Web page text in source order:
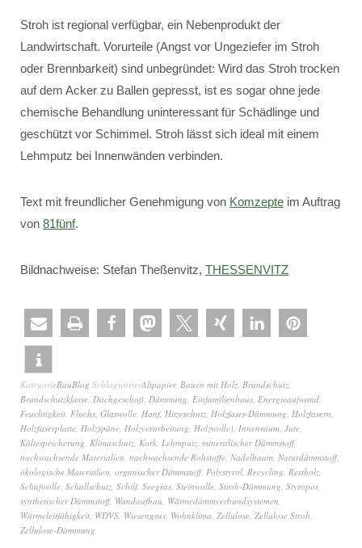
Stroh ist regional verfügbar, ein Nebenprodukt der
Landwirtschaft. Vorurteile (Angst vor Ungeziefer im Stroh
oder Brennbarkeit) sind unbegründet: Wird das Stroh trocken
auf dem Acker zu Ballen gepresst, ist es sogar ohne jede
chemische Behandlung uninteressant für Schädlinge und
geschützt vor Schimmel. Stroh lässt sich ideal mit einem
Lehmputz bei Innenwänden verbinden.
Text mit freundlicher Genehmigung von Komzepte im Auftrag
von 81fünf.
Bildnachweise: Stefan Theßenvitz, THESSENVITZ
KategorieBauBlog SchlagwörterAltpapier, Bauen mit Holz, Brandschutz,
Brandschutzklasse, Dachgeschoß, Dämmung, Einfamilienhaus, Energieaufwand,
Feuchtigkeit, Flachs, Glaswolle, Hanf, Hitzeschutz, Holzfaser-Dämmung, Holzfasern,
Holzfaserplatte, Holzspäne, Holzverarbeitung, Holzwolle), Innenraum, Jute,
Kältespeicherung, Klimaschutz, Kork, Lehmputz, mineralischer Dämmstoff,
nachwachsende Materialien, nachwachsende Rohstoffe, Nadelbaum, Naturdämmstoff,
ökologische Materialien, organischer Dämmstoff, Polystyrol, Recycling, Restholz,
Schafwolle, Schallschutz, Schilf, Seegras, Steinwolle, Stroh-Dämmung, Styropor,
synthetischer Dämmstoff, Wandaufbau, Wärmedämmverbundsystemen,
Wärmeleitfähigkeit, WDVS, Wiesengras, Wohnklima, Zellulose, Zellulose Stroh,
Zellulose-Dämmung